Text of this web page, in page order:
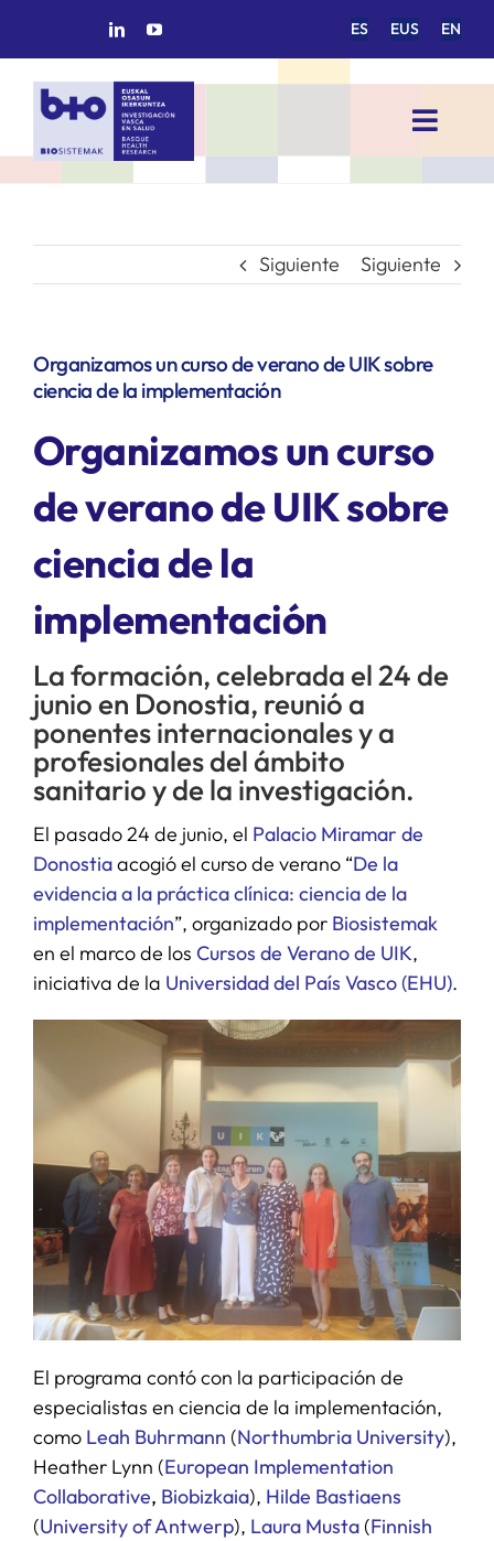
ES EUS EN
Toggle
INICIO
GRUPOS DE INVESTIGACIÓN
PROYECTOS/COLABORACIONES
SERVICIOS
APOYO I+D+I
NOTICIAS
Siguiente Siguiente
Organizamos un curso de verano de UIK sobre
ciencia de la implementación
Organizamos un curso
de verano de UIK sobre
ciencia de la
implementación
La formación, celebrada el 24 de
junio en Donostia, reunió a
ponentes internacionales y a
profesionales del ámbito
sanitario y de la investigación.
El pasado 24 de junio, el Palacio Miramar de
Donostiaacogió el curso de verano “De la
evidencia a la práctica clínica: ciencia de la
implementación”, organizado por Biosistemak
en el marco de los Cursos de Verano de UIK,
iniciativa de la Universidad del País Vasco (EHU).
El programa contó con la participación de
especialistas en ciencia de la implementación,
como Leah Buhrmann (Northumbria University),
Heather Lynn (European Implementation
Collaborative, Biobizkaia), Hilde Bastiaens
(University of Antwerp), Laura Musta(Finnish